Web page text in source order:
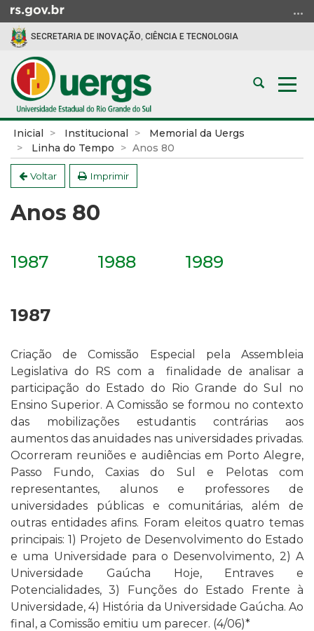
para
conteúdo
para
menu
para
busca
SECRETARIA DE INOVAÇÃO, CIÊNCIA E TECNOLOGIA
Abrir
busca
Início
conteúdo
Inicial Institucional
Memorial da Uergs
Linha do Tempo
Anos 80
Voltar Imprimir
Anos 80
1987 1988 1989
1987
Criação de Comissão Especial pela Assembleia
Legislativa do RS com a finalidade de analisar a
participação do Estado do Rio Grande do Sul no
Ensino Superior. A Comissão se formou no contexto
das mobilizações estudantis contrárias aos
aumentos das anuidades nas universidades privadas.
Ocorreram reuniões e audiências em Porto Alegre,
Passo Fundo, Caxias do Sul e Pelotas com
representantes, alunos e professores de
universidades públicas e comunitárias, além de
outras entidades afins. Foram eleitos quatro temas
principais: 1) Projeto de Desenvolvimento do Estado
e uma Universidade para o Desenvolvimento, 2) A
Universidade Gaúcha Hoje, Entraves e
Potencialidades, 3) Funções do Estado Frente à
Universidade, 4) História da Universidade Gaúcha. Ao
final, a Comissão emitiu um parecer. (4/06)*